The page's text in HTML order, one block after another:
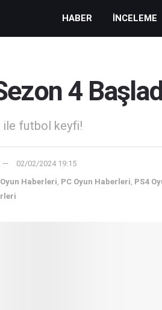
HABER İNCELEME
4
ile futbol keyfi!
02/02/2024 19:15
Oyun Haberleri, PC Oyun Haberleri, PS4